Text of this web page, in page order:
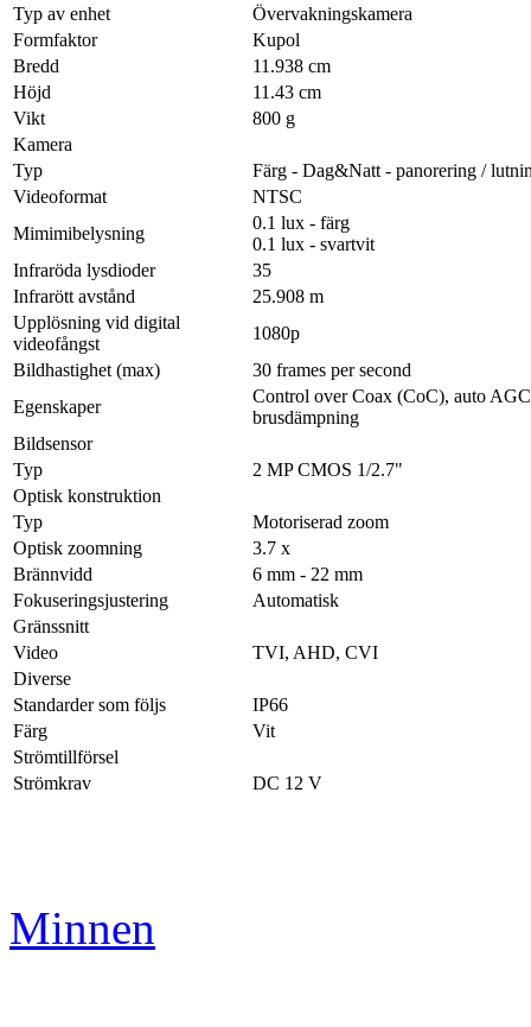
Typ av enhet
Övervakningskamera
Formfaktor
Kupol
Bredd
11.938 cm
Höjd
11.43 cm
Vikt
800 g
Kamera
Typ
Färg - Dag&Natt - panorering /
Videoformat
NTSC
Mimimibelysning
0.1 lux - färg
0.1 lux - svartvit
Infraröda lysdioder
35
Infrarött avstånd
25.908 m
Upplösning vid digital
videofångst
1080p
Bildhastighet (max)
30 frames per second
Egenskaper
Control over Coax (CoC), auto
brusdämpning
Bildsensor
Typ
2 MP CMOS 1/2.7"
Optisk konstruktion
Typ
Motoriserad zoom
Optisk zoomning
3.7 x
Brännvidd
6 mm - 22 mm
Fokuseringsjustering
Automatisk
Gränssnitt
Video
TVI, AHD, CVI
Diverse
Standarder som följs
IP66
Färg
Vit
Strömtillförsel
Strömkrav
DC 12 V
Minnen